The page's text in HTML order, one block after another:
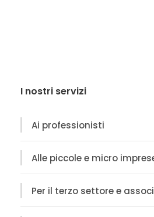
I nostri servizi
Ai professionisti
Alle piccole e micro
Per il terzo settore e